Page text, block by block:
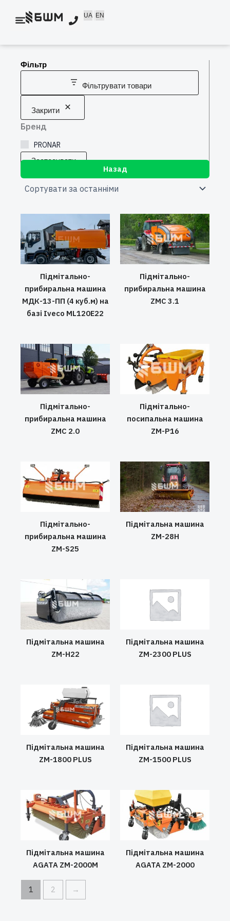
UA EN
Фільтр
Фільтрувати товари
Закрити
Бренд
PRONAR
Застосувати
Назад
Підмітально-
прибиральна машина
МДК-13-ПП (4 куб.м) на
базі Iveco ML120E22
Підмітально-
прибиральна машина
ZMC 3.1
Підмітально-
прибиральна машина
ZMC 2.0
Підмітально-
посипальна машина
ZM-P16
Підмітально-
прибиральна машина
ZM-S25
Підмітальна машина
ZM-28H
Підмітальна машина
ZM-H22
Підмітальна машина
ZM-2300 PLUS
Підмітальна машина
ZM-1800 PLUS
Підмітальна машина
ZM-1500 PLUS
Підмітальна машина
AGATA ZM-2000M
Підмітальна машина
AGATA ZM-2000
1 2 →